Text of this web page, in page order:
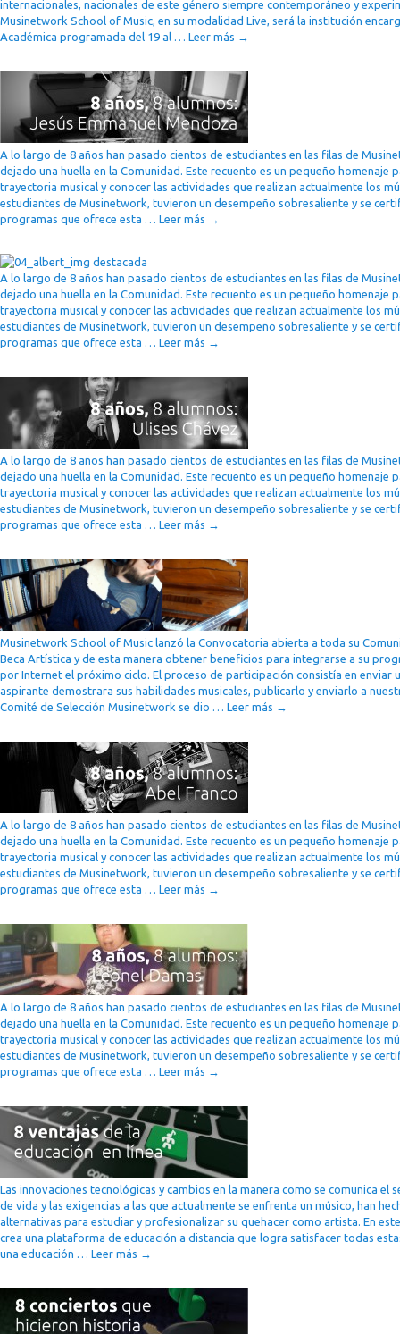
internacionales, nacionales de este género siempre contemporáneo y
Musinetwork School of Music, en su modalidad Live, será la institución
Académica programada del 19 al … Leer más →
A lo largo de 8 años han pasado cientos de estudiantes en las filas de
dejado una huella en la Comunidad. Este recuento es un pequeño homenaje
trayectoria musical y conocer las actividades que realizan actualmente los
estudiantes de Musinetwork, tuvieron un desempeño sobresaliente y se
programas que ofrece esta … Leer más →
A lo largo de 8 años han pasado cientos de estudiantes en las filas de
dejado una huella en la Comunidad. Este recuento es un pequeño homenaje
trayectoria musical y conocer las actividades que realizan actualmente los
estudiantes de Musinetwork, tuvieron un desempeño sobresaliente y se
programas que ofrece esta … Leer más →
A lo largo de 8 años han pasado cientos de estudiantes en las filas de
dejado una huella en la Comunidad. Este recuento es un pequeño homenaje
trayectoria musical y conocer las actividades que realizan actualmente los
estudiantes de Musinetwork, tuvieron un desempeño sobresaliente y se
programas que ofrece esta … Leer más →
Musinetwork School of Music lanzó la Convocatoria abierta a toda su
Beca Artística y de esta manera obtener beneficios para integrarse a su
por Internet el próximo ciclo. El proceso de participación consistía en enviar
aspirante demostrara sus habilidades musicales, publicarlo y enviarlo a
Comité de Selección Musinetwork se dio … Leer más →
A lo largo de 8 años han pasado cientos de estudiantes en las filas de
dejado una huella en la Comunidad. Este recuento es un pequeño homenaje
trayectoria musical y conocer las actividades que realizan actualmente los
estudiantes de Musinetwork, tuvieron un desempeño sobresaliente y se
programas que ofrece esta … Leer más →
A lo largo de 8 años han pasado cientos de estudiantes en las filas de
dejado una huella en la Comunidad. Este recuento es un pequeño homenaje
trayectoria musical y conocer las actividades que realizan actualmente los
estudiantes de Musinetwork, tuvieron un desempeño sobresaliente y se
programas que ofrece esta … Leer más →
Las innovaciones tecnológicas y cambios en la manera como se comunica el
de vida y las exigencias a las que actualmente se enfrenta un músico, han
alternativas para estudiar y profesionalizar su quehacer como artista. En
crea una plataforma de educación a distancia que logra satisfacer todas
una educación … Leer más →